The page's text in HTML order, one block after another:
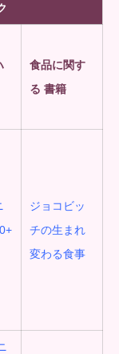
食品に関す
る 書籍
ジョコビッ
チの生まれ
変わる食事